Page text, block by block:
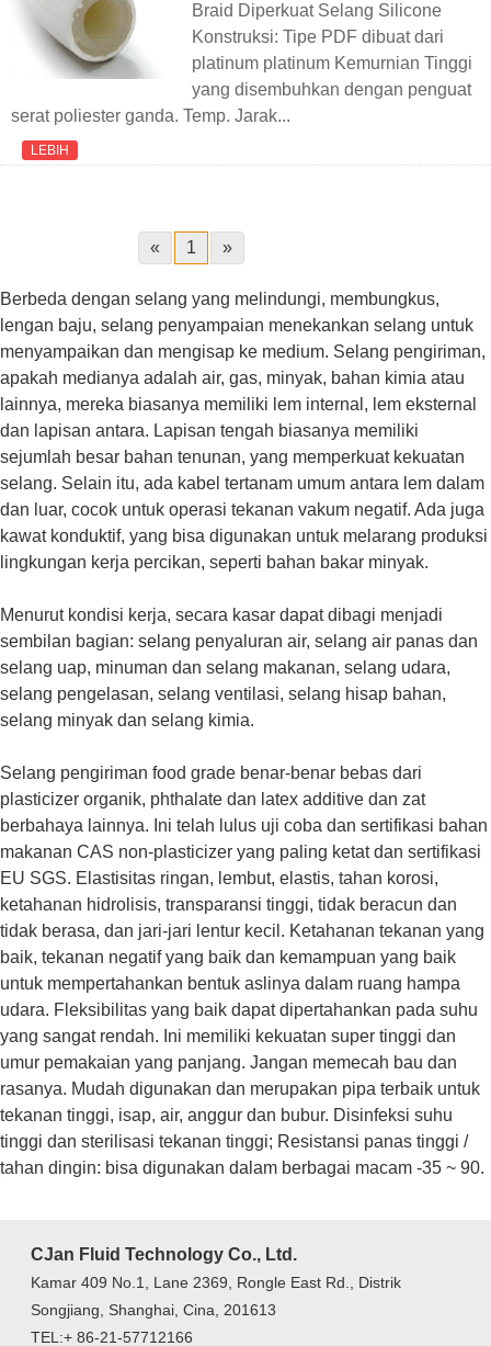
Braid Diperkuat Selang Silicone
Konstruksi: Tipe PDF dibuat dari
platinum platinum Kemurnian Tinggi
yang disembuhkan dengan penguat
serat poliester ganda. Temp. Jarak...
LEBIH
« 1 »
Berbeda dengan selang yang melindungi, membungkus,
lengan baju, selang penyampaian menekankan selang untuk
menyampaikan dan mengisap ke medium. Selang pengiriman,
apakah medianya adalah air, gas, minyak, bahan kimia atau
lainnya, mereka biasanya memiliki lem internal, lem eksternal
dan lapisan antara. Lapisan tengah biasanya memiliki
sejumlah besar bahan tenunan, yang memperkuat kekuatan
selang. Selain itu, ada kabel tertanam umum antara lem dalam
dan luar, cocok untuk operasi tekanan vakum negatif. Ada juga
kawat konduktif, yang bisa digunakan untuk melarang produksi
lingkungan kerja percikan, seperti bahan bakar minyak.
Menurut kondisi kerja, secara kasar dapat dibagi menjadi
sembilan bagian: selang penyaluran air, selang air panas dan
selang uap, minuman dan selang makanan, selang udara,
selang pengelasan, selang ventilasi, selang hisap bahan,
selang minyak dan selang kimia.
Selang pengiriman food grade benar-benar bebas dari
plasticizer organik, phthalate dan latex additive dan zat
berbahaya lainnya. Ini telah lulus uji coba dan sertifikasi bahan
makanan CAS non-plasticizer yang paling ketat dan sertifikasi
EU SGS. Elastisitas ringan, lembut, elastis, tahan korosi,
ketahanan hidrolisis, transparansi tinggi, tidak beracun dan
tidak berasa, dan jari-jari lentur kecil. Ketahanan tekanan yang
baik, tekanan negatif yang baik dan kemampuan yang baik
untuk mempertahankan bentuk aslinya dalam ruang hampa
udara. Fleksibilitas yang baik dapat dipertahankan pada suhu
yang sangat rendah. Ini memiliki kekuatan super tinggi dan
umur pemakaian yang panjang. Jangan memecah bau dan
rasanya. Mudah digunakan dan merupakan pipa terbaik untuk
tekanan tinggi, isap, air, anggur dan bubur. Disinfeksi suhu
tinggi dan sterilisasi tekanan tinggi; Resistansi panas tinggi /
tahan dingin: bisa digunakan dalam berbagai macam -35 ~ 90.
CJan Fluid Technology Co., Ltd.
Kamar 409 No.1, Lane 2369, Rongle East Rd., Distrik
Songjiang, Shanghai, Cina, 201613
TEL:+ 86-21-57712166